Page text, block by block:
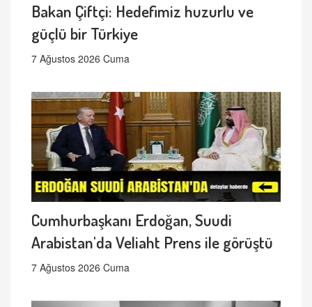
Bakan Çiftçi: Hedefimiz huzurlu ve
güçlü bir Türkiye
7 Ağustos 2026 Cuma
Cumhurbaşkanı Erdoğan, Suudi
Arabistan'da Veliaht Prens ile görüştü
7 Ağustos 2026 Cuma